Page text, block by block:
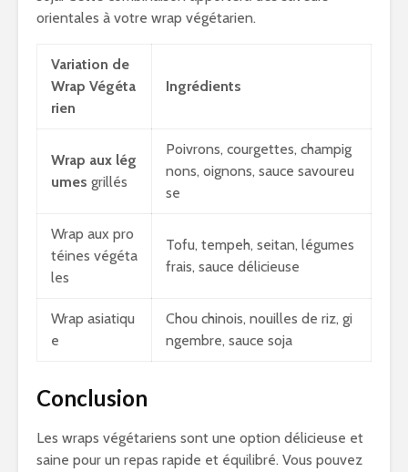
orientales à votre wrap végétarien.
Variation de
Wrap Végéta
rien
Ingrédients
Wrap aux lég
umes grillés
Poivrons, courgettes, champig
nons, oignons, sauce savoureu
se
Wrap aux pro
téines végéta
les
Tofu, tempeh, seitan, légumes
frais, sauce délicieuse
Wrap asiatiqu
e
Chou chinois, nouilles de riz, gi
ngembre, sauce soja
Conclusion
Les wraps végétariens sont une option délicieuse et
saine pour un repas rapide et équilibré. Vous pouvez